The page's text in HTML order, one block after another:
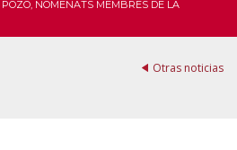
NOMENATS MEMBRES DE LA
Otras noticias